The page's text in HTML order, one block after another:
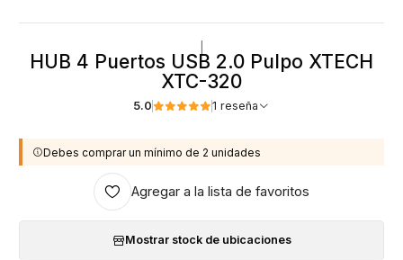
HUB 4 Puertos USB 2.0 Pulpo XTECH
XTC-320
5.0 1 reseña
Debes comprar un mínimo de 2 unidades
Agregar a la lista de favoritos
Mostrar stock de ubicaciones